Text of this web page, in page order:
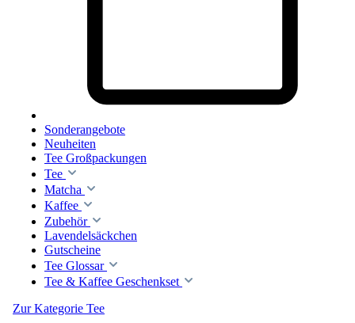
Sonderangebote
Neuheiten
Tee Großpackungen
Tee
Matcha
Kaffee
Zubehör
Lavendelsäckchen
Gutscheine
Tee Glossar
Tee & Kaffee Geschenkset
Zur Kategorie Tee